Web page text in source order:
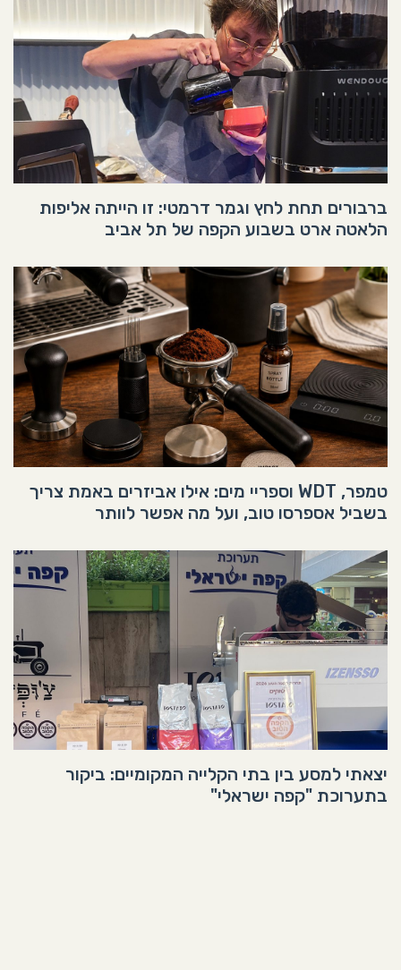
ברבורים תחת לחץ וגמר דרמטי: זו הייתה אליפות
הלאטה ארט בשבוע הקפה של תל אביב
טמפר, WDT וספריי מים: אילו אביזרים באמת צריך
בשביל אספרסו טוב, ועל מה אפשר לוותר
יצאתי למסע בין בתי הקלייה המקומיים: ביקור
בתערוכת "קפה ישראלי"